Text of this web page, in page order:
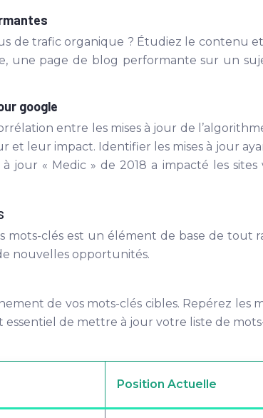
de trafic organique ? Étudiez le contenu
une page de blog performante sur un
google
entre les mises à jour de
et leur impact. Identifier les mises à jour
jour « Medic » de 2018 a impacté les
mots-clés est un élément de base de
nouvelles opportunités.
de vos mots-clés cibles. Repérez
de mettre à jour votre liste de
Position Actuelle